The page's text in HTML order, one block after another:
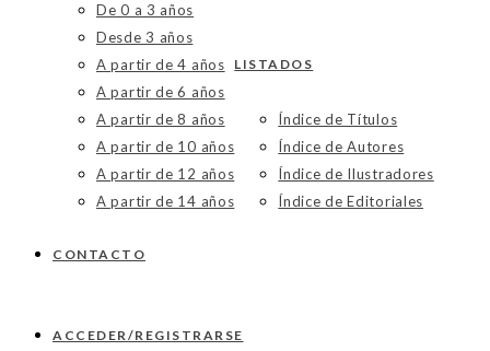
De 0 a 3 años
Desde 3 años
A partir de 4 años
A partir de 6 años
A partir de 8 años
A partir de 10 años
A partir de 12 años
A partir de 14 años
LISTADOS
Índice de Títulos
Índice de Autores
Índice de Ilustradores
Índice de Editoriales
CONTACTO
ACCEDER/REGISTRARSE